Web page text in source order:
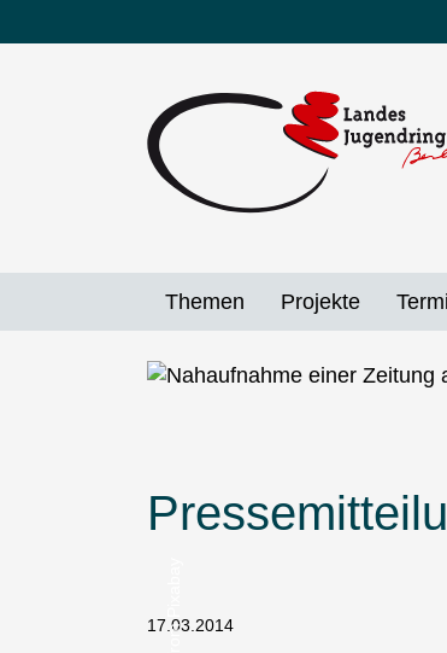
zum
Themen Projekte
17.03.2014